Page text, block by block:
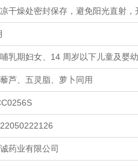
干燥处密封保存，避免阳光直射
乳期妇女、14 周岁以下儿童及婴
芦、五灵脂、萝卜同用
药业有限公司